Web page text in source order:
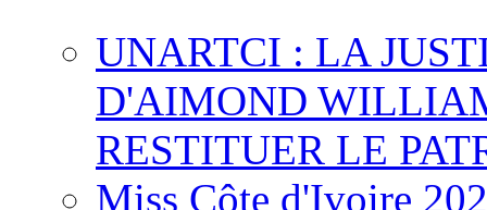
UNARTCI : LA
D'AIMOND
RESTITUER LE
Miss Côte d'Ivoire